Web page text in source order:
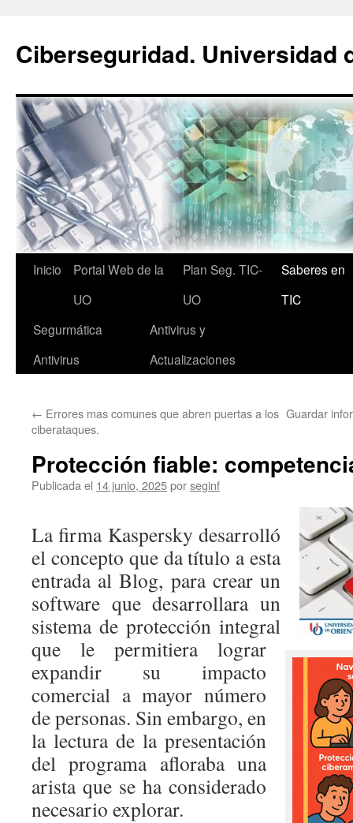
contenido
Ciberseguridad. Universidad
Inicio
Portal Web de la
UO
Plan Seg. TIC-
UO
Saberes en
TIC
Segurmática
Antivirus
Antivirus y
Actualizaciones
← Errores mas comunes que abren puertas a los
ciberataques.
Guardar
Protección fiable:
Publicada el 14 junio, 2025porseginf
La firma Kaspersky desarrolló
el concepto que da título a esta
entrada al Blog, para crear un
software que desarrollara un
sistema de protección integral
que le permitiera lograr
expandir su impacto
comercial a mayor número
de personas. Sin embargo, en
la lectura de la presentación
del programa afloraba una
arista que se ha considerado
necesario explorar.